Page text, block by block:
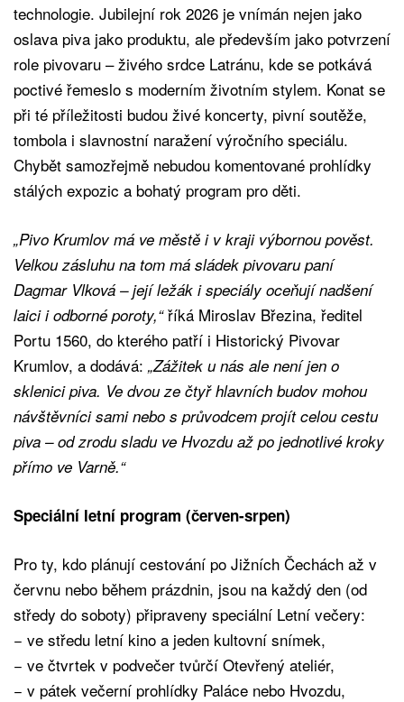
technologie. Jubilejní rok 2026 je vnímán nejen jako
oslava piva jako produktu, ale především jako potvrzení
role pivovaru – živého srdce Latránu, kde se potkává
poctivé řemeslo s moderním životním stylem. Konat se
při té příležitosti budou živé koncerty, pivní soutěže,
tombola i slavnostní naražení výročního speciálu.
Chybět samozřejmě nebudou komentované prohlídky
stálých expozic a bohatý program pro děti.
„Pivo Krumlov má ve městě i v kraji výbornou pověst.
Velkou zásluhu na tom má sládek pivovaru paní
Dagmar Vlková – její ležák i speciály oceňují nadšení
laici i odborné poroty,“říká Miroslav Březina, ředitel
Portu 1560, do kterého patří i Historický Pivovar
Krumlov, a dodává: „Zážitek u nás ale není jen o
sklenici piva. Ve dvou ze čtyř hlavních budov mohou
návštěvníci sami nebo s průvodcem projít celou cestu
piva – od zrodu sladu ve Hvozdu až po jednotlivé kroky
přímo ve Varně.“
Speciální letní program (červen-srpen)
Pro ty, kdo plánují cestování po Jižních Čechách až v
červnu nebo během prázdnin, jsou na každý den (od
středy do soboty) připraveny speciální Letní večery:
− ve středu letní kino a jeden kultovní snímek,
− ve čtvrtek v podvečer tvůrčí Otevřený ateliér,
− v pátek večerní prohlídky Paláce nebo Hvozdu,